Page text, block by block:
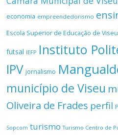
economia empreendedorismo
Escola Superior de Educação de Viseu
futsal IEFP Instituto
IPV jornalismo
município de Viseu
Oliveira de Frades perfil
Sopcom turismo Turismo Centro de